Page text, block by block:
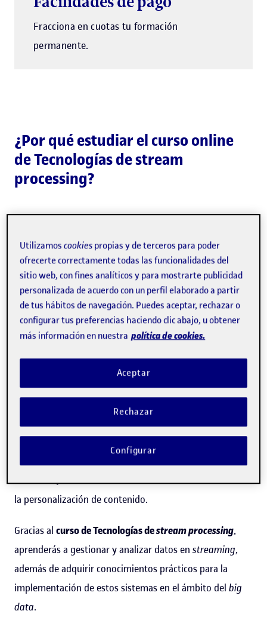
Fracciona en cuotas tu formación
permanente.
¿Por qué estudiar el curso online
de Tecnologías de stream
processing?
Este curso se orienta a mejorar las
competencias profesionales.
En un contexto en el que los datos fluyen sin parar, las
tecnologías destream processingproporcionan un
método continuo de análisis y procesamiento de datos.
clave para los sistemas de recomendación, person
entre otros. Asimismo, el
anomalías, la clasificación de transacciones financieras o
la personalización de contenido.
Gracias al curso de Tecnologías destream processing,
aprenderás a gestionar y analizar datos en streaming,
además de adquirir conocimientos prácticos para la
implementación de estos sistemas en el ámbito del big
data.
Utilizamoscookies propias y de terceros para poder
ofrecerte correctamente todas las funcionalidades del
sitio web, con fines analíticos y para mostrarte publicidad
personalizada de acuerdo con un perfil elaborado a partir
de tus hábitos de navegación. Puedes aceptar, rechazar o
configurar tus preferencias haciendo clic abajo, u obtener
más información en nuestra política de cookies.
Rechazar
Aceptar
Configurar